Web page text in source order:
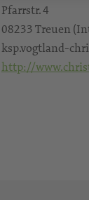
Pfarrstr. 4
08233 Treuen
ksp.vogtland-
http://